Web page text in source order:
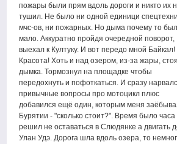
пожары были прям вдоль дороги и никто их
тушил. Не было ни одной единици
мчс-ов, ни пожарных. Но дыма почему то
мало. Аккуратно пройдя очередной поворот,
выехал к Култуку. И вот передо мной Байкал!
Красота! Хоть и над озером, из-за жары,
дымка. Тормознул на площадке чтобы
передохнуть и пофоткаться. И сразу
привычные вопросы про мотоцикл плюс
добавился ещё один, которым меня
Бурятии - "сколько стоит?". Время было часа
решил не оставаться в Слюдянке а двигать
Улан Удэ. Дорога шла вдоль озера, то